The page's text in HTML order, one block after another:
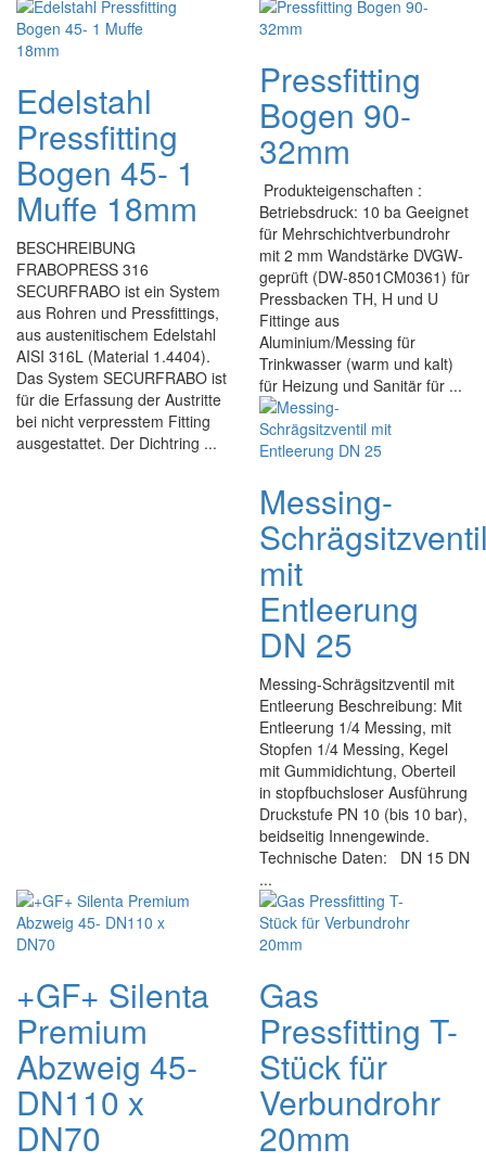
Edelstahl
Pressfitting
Bogen 45- 1
Muffe 18mm
BESCHREIBUNG
FRABOPRESS 316
SECURFRABO ist ein System
aus Rohren und Pressfittings,
aus austenitischem Edelstahl
AISI 316L (Material 1.4404).
Das System SECURFRABO ist
für die Erfassung der Austritte
bei nicht verpresstem Fitting
ausgestattet. Der Dichtring ...
Pressfitting
Bogen 90-
32mm
Produkteigenschaften :
Betriebsdruck: 10 ba Geeignet
für Mehrschichtverbundrohr
mit 2 mm Wandstärke DVGW-
geprüft (DW-8501CM0361) für
Pressbacken TH, H und U
Fittinge aus
Aluminium/Messing für
Trinkwasser (warm und kalt)
für Heizung und Sanitär für ...
Messing-
mit
Entleerung
DN 25
Messing-Schrägsitzventil mit
Entleerung Beschreibung: Mit
Entleerung 1/4 Messing, mit
Stopfen 1/4 Messing, Kegel
mit Gummidichtung, Oberteil
in stopfbuchsloser Ausführung
Druckstufe PN 10 (bis 10 bar),
beidseitig Innengewinde.
Technische Daten: DN 15 DN
...
+GF+ Silenta
Premium
Abzweig 45-
DN110 x
DN70
Gas
Pressfitting T-
Stück für
Verbundrohr
20mm